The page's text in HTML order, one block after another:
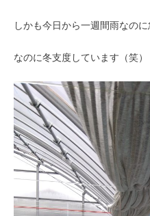
しかも今日から一週間雨なの
なのに冬支度しています（笑）